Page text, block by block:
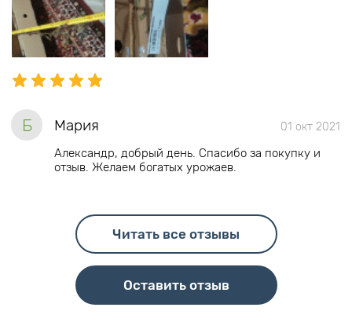
Б Мария 01 окт 2021
Александр, добрый день. Спасибо за покупку и
отзыв. Желаем богатых урожаев.
Читать все отзывы
Оставить отзыв